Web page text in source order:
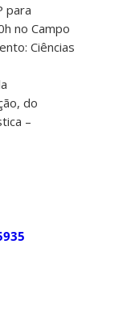
para
no Campo
Ciências
do
–